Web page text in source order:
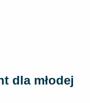
dla młodej